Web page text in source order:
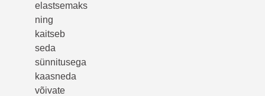
elastsemaks
ning
kaitseb
seda
sünnitusega
kaasneda
võivate